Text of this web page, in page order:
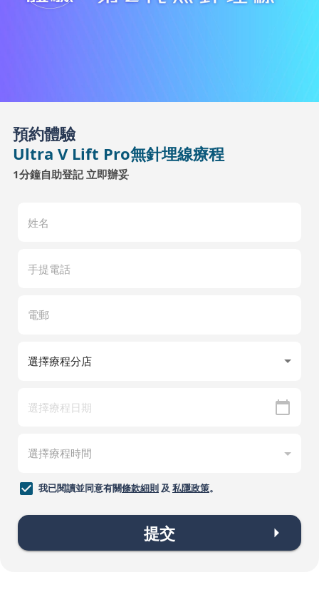
預約體驗
Ultra V Lift Pro無針埋線療程
1分鐘自助登記 立即辦妥
我已閱讀並同意有關條款細則及 私隱政策。
提交